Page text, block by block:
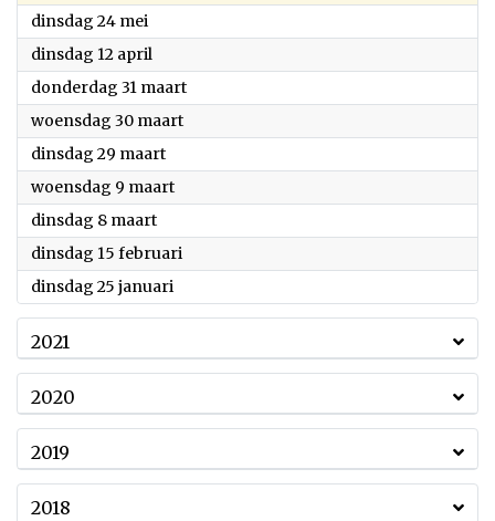
dinsdag 24 mei
dinsdag 12 april
donderdag 31 maart2022
woensdag 30 maart2022
dinsdag 29 maart2022
woensdag 9 maart2022
dinsdag 8 maart2022
dinsdag 15 februari
dinsdag 25 januari
2021
2020
2019
2018